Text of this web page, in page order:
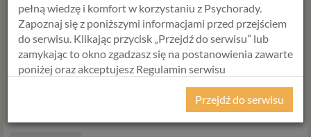
Polityka prywatności
Zgadzam się z
Polityką prywatności oraz z
Regulaminem
serwisu.
pełną wiedzę i komfort w korzystaniu z Psychorady.
Zapoznaj się z poniższymi informacjami przed przejściem
do serwisu. Klikając przycisk „Przejdź do serwisu” lub
zamykając to okno zgadzasz się na postanowienia zawarte
poniżej oraz akceptujesz Regulamin serwisu
Psychorada.pl i Politykę Prywatności.
Przejdź do serwisu